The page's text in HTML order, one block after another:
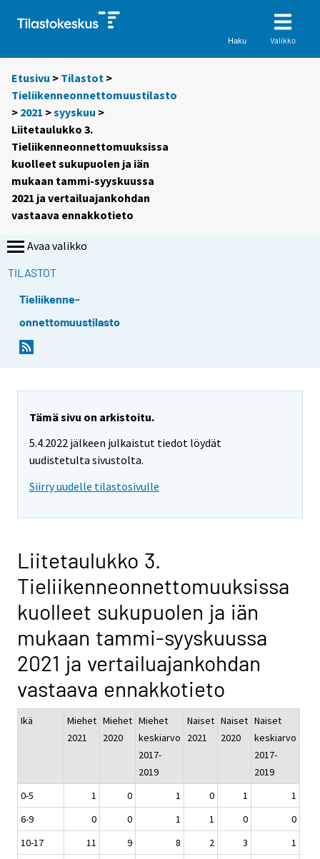
Haku Valikko
Etusivu > Tilastot >
Tieliikenneonnettomuustilasto
> 2021 >syyskuu >
Liitetaulukko 3.
Tieliikenneonnettomuuksissa
kuolleet sukupuolen ja iän
mukaan tammi-syyskuussa
2021 ja vertailuajankohdan
vastaava ennakkotieto
Avaa valikko
TILASTOT
Tieliikenne-
onnettomuustilasto
Tämä sivu on arkistoitu.
5.4.2022 jälkeen julkaistut tiedot löydät
uudistetulta sivustolta.
Siirry uudelle tilastosivulle
Liitetaulukko 3.
Tieliikenneonnettomuuksissa
kuolleet sukupuolen ja iän
mukaan tammi-syyskuussa
2021 ja vertailuajankohdan
vastaava ennakkotieto
Ikä
Miehet
2021
Miehet
2020
Miehet
keskiarvo
2017-
2019
Naiset
2021
Naiset
2020
Naiset
keskiarvo
2017-
2019
0-5
1 0 1 0 1
1
6-9
0 0 1 1 0
0
10-17
11 9 8 2 3
1